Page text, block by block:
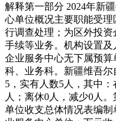
解释第一部分 2024年新
心单位概况主要职能受理
行调查处理；为区外投
手续等业务。 机构设置及
企业服务中心无下属预
科、业务科。新疆维吾
5，实有人数5人，其中
人；离休0人，减少0人。
单位收支总体情况表编制